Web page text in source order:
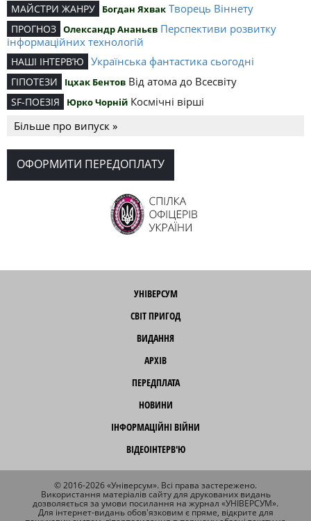
МАЙСТРИ ЖАНРУ Богдан Яхвак Творець Віннету
ПРОГНОЗ Олександр Ананьєв Перспективи розвитку
інформаційних технологій
НАШІ ІНТЕРВ’Ю Українська фантастика сьогодні
ГІПОТЕЗИ Іцхак Бентов Від атома до Всесвіту
SF-ПОЕЗІЯ Юрко Чорній Космічні вірші
Більше про випуск »
ОФОРМИТИ ПЕРЕДОПЛАТУ
УНІВЕРСУМ
СВІТ ПРИГОД
ВИДАННЯ
АРХІВ
ПЕРЕДПЛАТА
НОВИНИ
ІНФОРМАЦІЙНІ ВІЙНИ
ВІДЕОІНТЕРВ'Ю
© 2016-2026 «Універсум». Всі права застережено.
Використання матеріалів сайту для друкованих видань
дозволяється за умови посилання на журнал «УНІВЕРСУМ».
Для інтернет-видань обов'язковим є пряме, відкрите для